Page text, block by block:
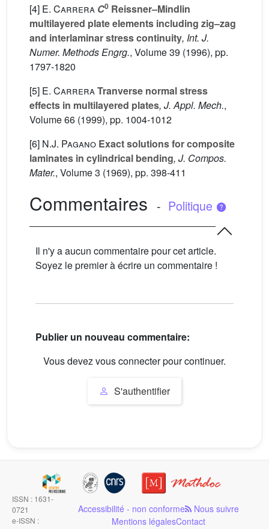
[4] E. Carrera C0 Reissner–Mindlin
multilayered plate elements including zig–zag
and interlaminar stress continuity, Int. J.
Numer. Methods Engrg., Volume 39 (1996), pp.
1797-1820
[5] E. CarreraTranverse normal stress
effects in multilayered plates, J. Appl. Mech.,
Volume 66 (1999), pp. 1004-1012
[6] N.J. Pagano Exact solutions for composite
laminates in cylindrical bending, J. Compos.
Mater., Volume 3 (1969), pp. 398-411
Commentaires - Politique
Il n'y a aucun commentaire pour cet article.
Soyez le premier à écrire un commentaire !
Publier un nouveau commentaire:
Vous devez vous connecter pour continuer.
S'authentifier
ISSN : 1631-
0721
e-ISSN :
Accessibilité - non conforme Nous suivre
Mentions légalesContact